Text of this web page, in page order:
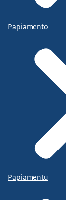
Papiamento
Papiamentu